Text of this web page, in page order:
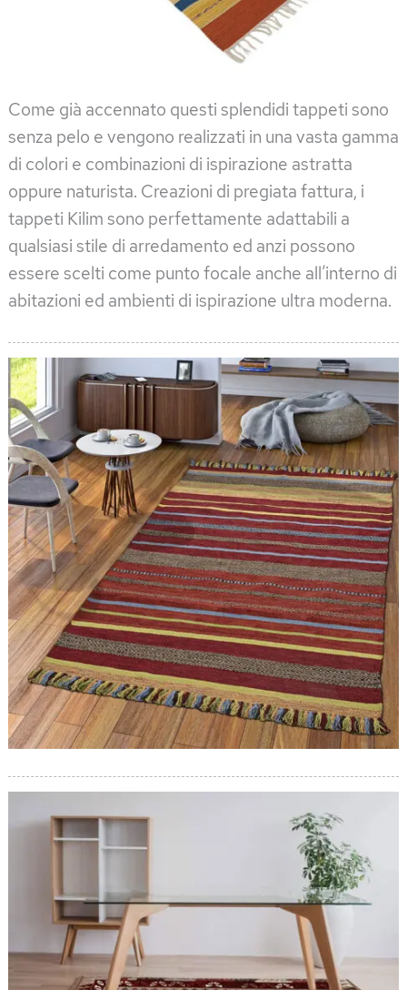
Come già accennato questi splendidi tappeti sono
senza pelo e vengono realizzati in una vasta gamma
di colori e combinazioni di ispirazione astratta
oppure naturista. Creazioni di pregiata fattura, i
tappeti Kilim sono perfettamente adattabili a
qualsiasi stile di arredamento ed anzi possono
essere scelti come punto focale anche all’interno di
abitazioni ed ambienti di ispirazione ultra moderna.